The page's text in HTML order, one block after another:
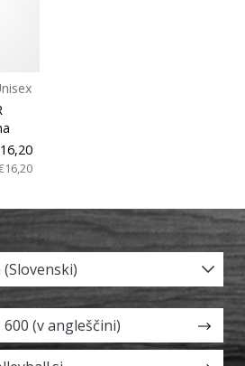
(Slovenski)
600 (v angleščini)